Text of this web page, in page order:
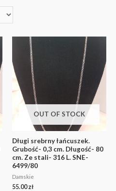
OUT OF STOCK
Długi srebrny łańcuszek.
Grubość- 0,3 cm. Długość- 80
cm. Ze stali- 316 L. SNE-
6499/80
Damskie
55.00zł